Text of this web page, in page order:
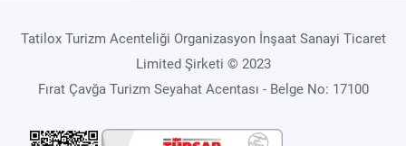
Tatilox Turizm Acenteliği Organizasyon İnşaat Sanayi Ticaret
Limited Şirketi © 2023
Fırat Çavğa Turizm Seyahat Acentası - Belge No: 17100